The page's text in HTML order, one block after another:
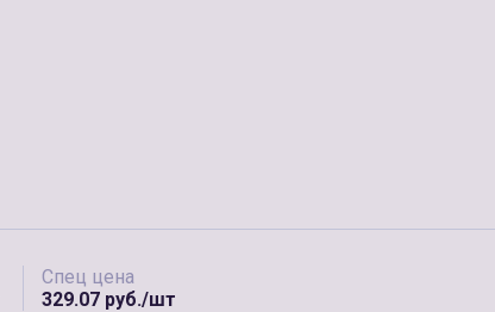
Спец цена
329.07 руб./шт